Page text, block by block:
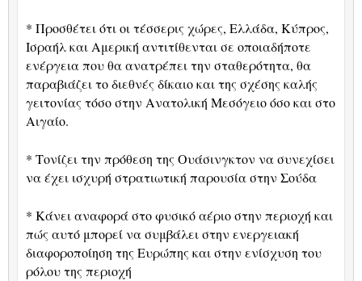
* Προσθέτει ότι οι τέσσερις χώρες, Ελλάδα, Κύπρος,
Ισραήλ και Αμερική αντιτίθενται σε οποιαδήποτε
ενέργεια που θα ανατρέπει την σταθερότητα, θα
παραβιάζει το διεθνές δίκαιο και της σχέσης καλής
γειτονίας τόσο στην Ανατολική Μεσόγειο όσο και στο
Αιγαίο.
* Τονίζει την πρόθεση της Ουάσινγκτον να συνεχίσει
να έχει ισχυρή στρατιωτική παρουσία στην Σούδα
* Κάνει αναφορά στο φυσικό αέριο στην περιοχή και
πώς αυτό μπορεί να συμβάλει στην ενεργειακή
διαφοροποίηση της Ευρώπης και στην ενίσχυση του
ρόλου της περιοχή